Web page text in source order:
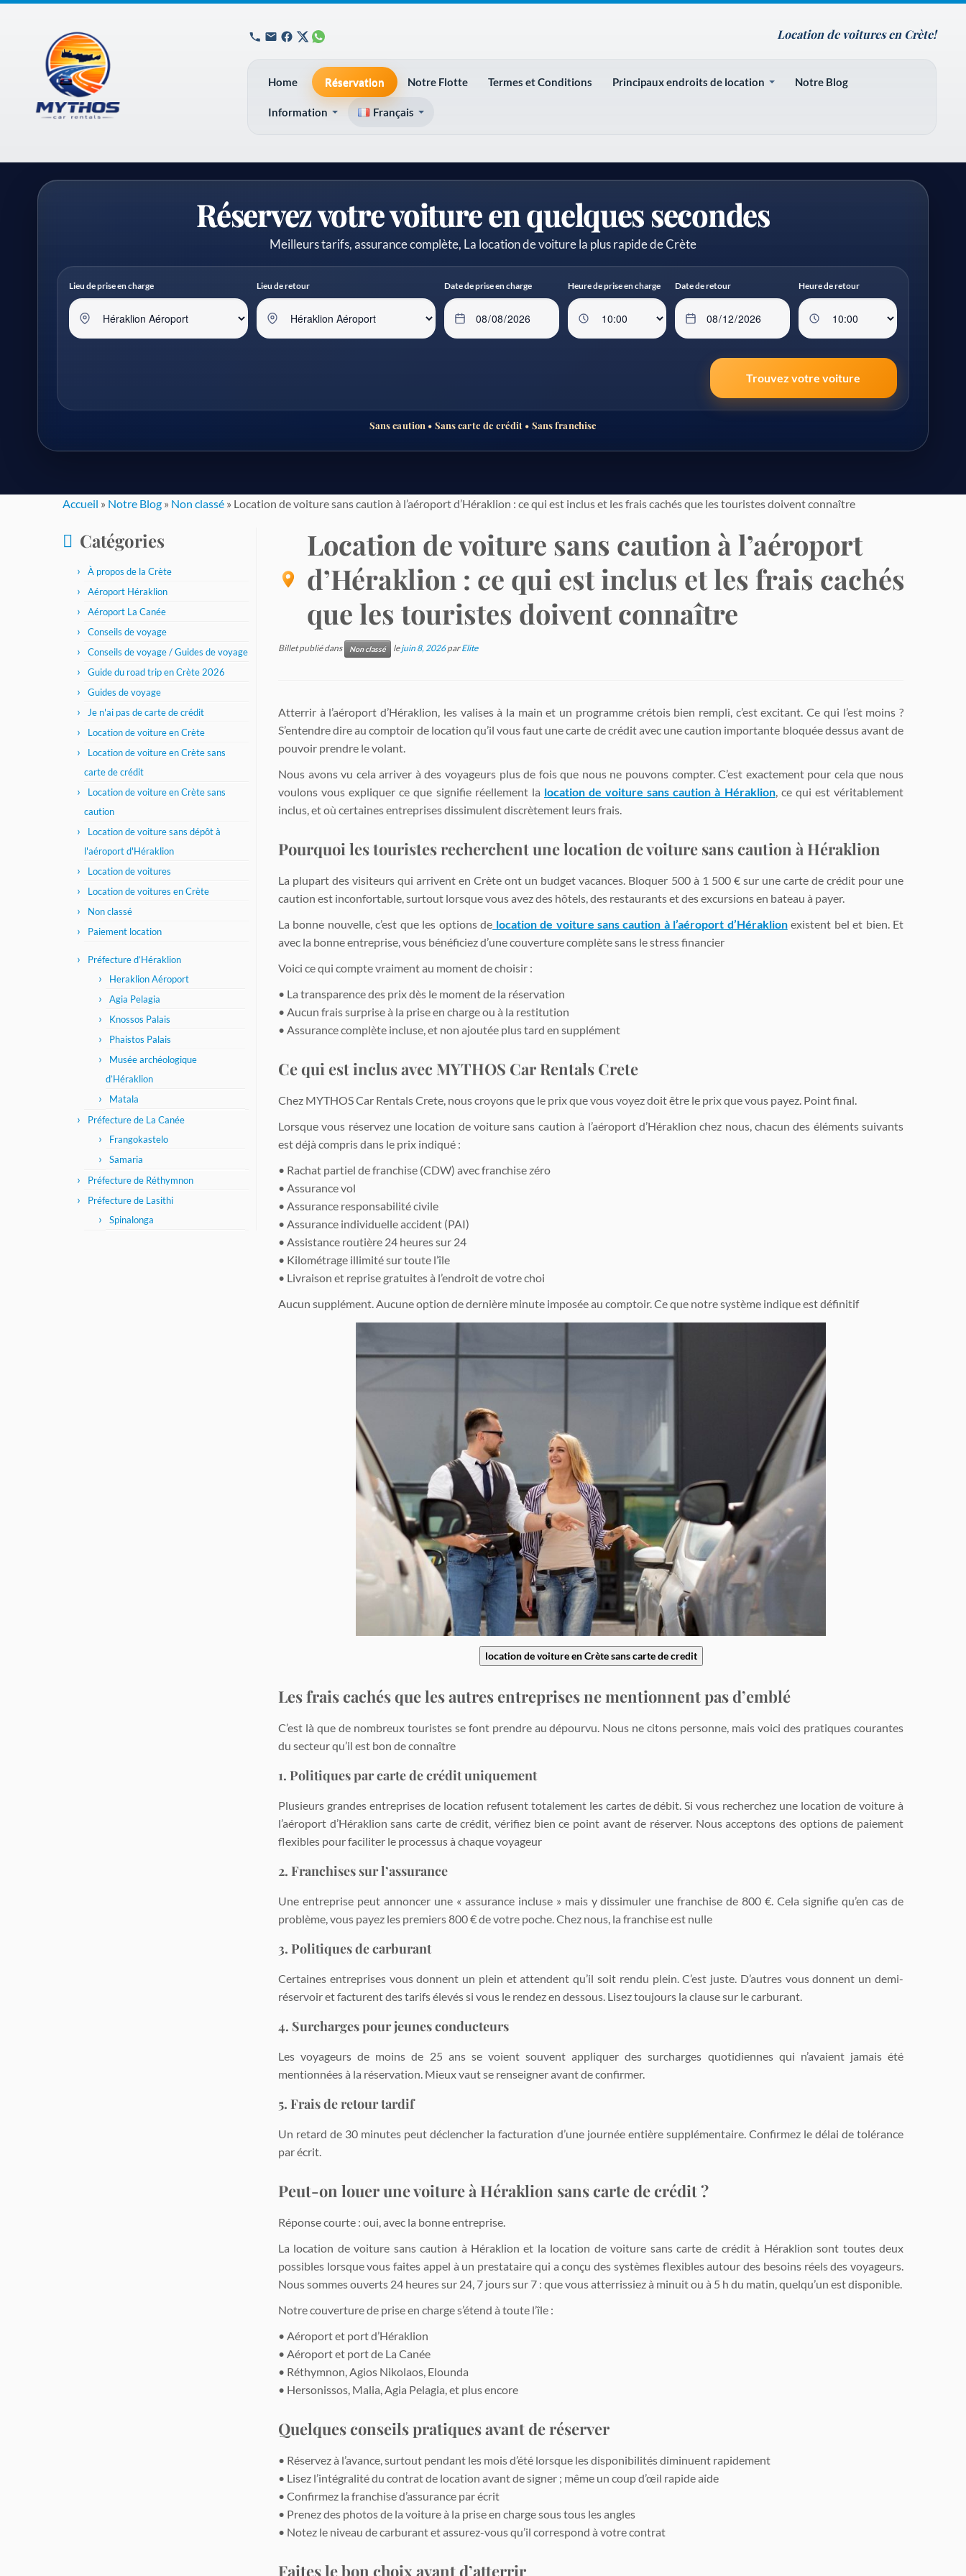
Réservez votre voiture en quelques secondes
Meilleurs tarifs, assurance complète, La location de voiture la plus rapide de Crète
Lieu de prise en charge Lieu de retour Date de prise en charge Heure de prise en charge Date de retour Heure de retour
Trouvez votre voiture
Sans caution • Sans carte de crédit • Sans franchise
Location de voitures en Crète!
Home Réservation Notre Flotte Termes et Conditions Principaux endroits de location Notre Blog
Information Français
Accueil » Notre Blog » Non classé » Location de voiture sans caution à l’aéroport d’Héraklion : ce qui est inclus et les frais cachés que les touristes doivent connaître
Catégories
À propos de la Crète
Aéroport Héraklion
Aéroport La Canée
Conseils de voyage
Conseils de voyage / Guides de voyage
Guide du road trip en Crète 2026
Guides de voyage
Je n'ai pas de carte de crédit
Location de voiture en Crète
Location de voiture en Crète sans
carte de crédit
Location de voiture en Crète sans
caution
Location de voiture sans dépôt à
l'aéroport d'Héraklion
Location de voitures
Location de voitures en Crète
Non classé
Paiement location
Préfecture d’Héraklion
Heraklion Aéroport
Agia Pelagia
Knossos Palais
Phaistos Palais
Musée archéologique
d’Héraklion
Matala
Préfecture de La Canée
Frangokastelo
Samaria
Préfecture de Réthymnon
Préfecture de Lasithi
Spinalonga
Location de voiture sans caution à l’aéroport
d’Héraklion : ce qui est inclus et les frais cachés
que les touristes doivent connaître
Billet publié dans Non classé lejuin 8, 2026 parElite
Atterrir à l’aéroport d’Héraklion, les valises à la main et un programme crétois bien rempli, c’est excitant. Ce qui l’est moins ?
S’entendre dire au comptoir de location qu’il vous faut une carte de crédit avec une caution importante bloquée dessus avant de
pouvoir prendre le volant.
Nous avons vu cela arriver à des voyageurs plus de fois que nous ne pouvons compter. C’est exactement pour cela que nous
voulons vous expliquer ce que signifie réellement la location de voiture sans caution à Héraklion, ce qui est véritablement
inclus, et où certaines entreprises dissimulent discrètement leurs frais.
Pourquoi les touristes recherchent une location de voiture sans caution à Héraklion
La plupart des visiteurs qui arrivent en Crète ont un budget vacances. Bloquer 500 à 1 500 € sur une carte de crédit pour une
caution est inconfortable, surtout lorsque vous avez des hôtels, des restaurants et des excursions en bateau à payer.
La bonne nouvelle, c’est que les options de location de voiture sans caution à l’aéroport d’Héraklionexistent bel et bien. Et
avec la bonne entreprise, vous bénéficiez d’une couverture complète sans le stress financier
Voici ce qui compte vraiment au moment de choisir :
• La transparence des prix dès le moment de la réservation
• Aucun frais surprise à la prise en charge ou à la restitution
• Assurance complète incluse, et non ajoutée plus tard en supplément
Ce qui est inclus avec MYTHOS Car Rentals Crete
Chez MYTHOS Car Rentals Crete, nous croyons que le prix que vous voyez doit être le prix que vous payez. Point final.
Lorsque vous réservez une location de voiture sans caution à l’aéroport d’Héraklion chez nous, chacun des éléments suivants
est déjà compris dans le prix indiqué :
• Rachat partiel de franchise (CDW) avec franchise zéro
• Assurance vol
• Assurance responsabilité civile
• Assurance individuelle accident (PAI)
• Assistance routière 24 heures sur 24
• Kilométrage illimité sur toute l’île
• Livraison et reprise gratuites à l’endroit de votre choi
Aucun supplément. Aucune option de dernière minute imposée au comptoir. Ce que notre système indique est définitif
location de voiture en Crète sans carte de credit
Les frais cachés que les autres entreprises ne mentionnent pas d’emblé
C’est là que de nombreux touristes se font prendre au dépourvu. Nous ne citons personne, mais voici des pratiques courantes
du secteur qu’il est bon de connaître
1. Politiques par carte de crédit uniquement
Plusieurs grandes entreprises de location refusent totalement les cartes de débit. Si vous recherchez une location de voiture à
l’aéroport d’Héraklion sans carte de crédit, vérifiez bien ce point avant de réserver. Nous acceptons des options de paiement
flexibles pour faciliter le processus à chaque voyageur
2. Franchises sur l’assurance
Une entreprise peut annoncer une « assurance incluse » mais y dissimuler une franchise de 800 €. Cela signifie qu’en cas de
problème, vous payez les premiers 800 € de votre poche. Chez nous, la franchise est nulle
3. Politiques de carburant
Certaines entreprises vous donnent un plein et attendent qu’il soit rendu plein. C’est juste. D’autres vous donnent un demi-
réservoir et facturent des tarifs élevés si vous le rendez en dessous. Lisez toujours la clause sur le carburant.
4. Surcharges pour jeunes conducteurs
Les voyageurs de moins de 25 ans se voient souvent appliquer des surcharges quotidiennes qui n’avaient jamais été
mentionnées à la réservation. Mieux vaut se renseigner avant de confirmer.
5. Frais de retour tardif
Un retard de 30 minutes peut déclencher la facturation d’une journée entière supplémentaire. Confirmez le délai de tolérance
par écrit.
Peut-on louer une voiture à Héraklion sans carte de crédit ?
Réponse courte : oui, avec la bonne entreprise.
La location de voiture sans caution à Héraklion et la location de voiture sans carte de crédit à Héraklion sont toutes deux
possibles lorsque vous faites appel à un prestataire qui a conçu des systèmes flexibles autour des besoins réels des voyageurs.
Nous sommes ouverts 24 heures sur 24, 7 jours sur 7 : que vous atterrissiez à minuit ou à 5 h du matin, quelqu’un est disponible.
Notre couverture de prise en charge s’étend à toute l’île :
• Aéroport et port d’Héraklion
• Aéroport et port de La Canée
• Réthymnon, Agios Nikolaos, Elounda
• Hersonissos, Malia, Agia Pelagia, et plus encore
Quelques conseils pratiques avant de réserver
• Réservez à l’avance, surtout pendant les mois d’été lorsque les disponibilités diminuent rapidement
• Lisez l’intégralité du contrat de location avant de signer ; même un coup d’œil rapide aide
• Confirmez la franchise d’assurance par écrit
• Prenez des photos de la voiture à la prise en charge sous tous les angles
• Notez le niveau de carburant et assurez-vous qu’il correspond à votre contrat
Faites le bon choix avant d’atterrir